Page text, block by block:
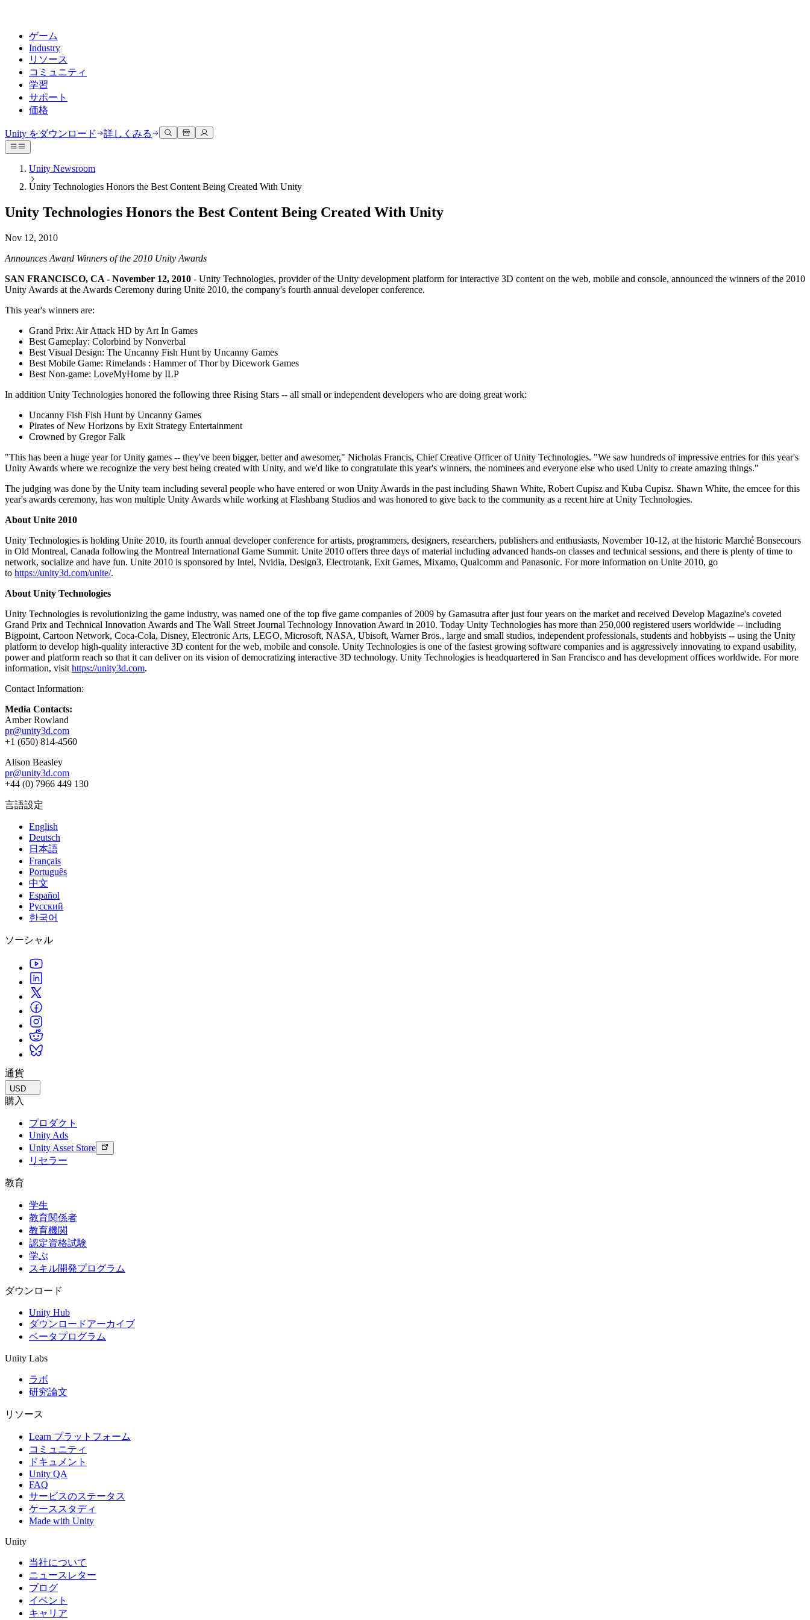
ゲーム
Industry
リソース
コミュニティ
学習
サポート
価格
Unityエンジン
任意のプラットフォーム向けに2Dおよび3Dゲームを構築
共同作業
チームでの共同作業と迅速なイテレーション
Unity をダウンロード
プランと価格
デプロイ
マルチプラットフォーム
Unity がサポートする 25 以上のプラットフォームを見る
ローンチ後のインサイトとライブゲームオペレーション
詳しく見る
アプリ内課金
ストアとD2C全体でIAPを管理
収益化
プレイヤーを適切なゲームに接続する
活用事例
モバイルゲーム
インディーゲーム
少人数のチームで大規模なゲームを開発する
XR ゲーム
XR ゲームを複数プラットフォーム向けにローンチする
マルチプレイヤーゲーム
マルチプレイヤーゲーム制作を簡素化
3Dコラボレーション
リアルタイムで3Dプロジェクトを構築およびレビューする
没入型トレーニング
没入型環境でのトレーニング
顧客体験
インタラクティブな3D体験を作成する
業界
製造業
運用の卓越性を達成する
店内体験をオンライン体験に変換する
自動車
イノベーションと車内体験を促進する
すべての業界を見る
ドキュメント
公式ユーザーマニュアルとAPIリファレンス
リリースバージョンと問題追跡
ロードマップ
今後の機能をレビューする
用語集
技術用語のライブラリ
インサイト
ケーススタディ
実際の成功事例
ベストプラクティスガイド
デモ
デモ、サンプル、ビルディングブロック
すべてのリソース
新機能
更新情報、情報、技術的ヒント
お知らせ
ディスカッション
議論、問題解決、つながる
グローバルおよびローカルイベント
Made with Unity
ライブストリーム
開発者、クリエイター、インサイダーに参加する
Unity Awards
世界中のUnityクリエイターを祝う
Unity Learn
無料でUnityスキルをマスターする
プロフェッショナルトレーニング
Unity初心者向け
スタートガイド
学習を開始しましょう
Unityエッセンシャルパスウェイ
Unity は初めてですか？旅を始めましょう
実用的なヒントとベストプラクティス
学生向け
教育者向け
教育を大幅に強化
教育機関向けライセンス
Unityの力をあなたの機関に持ち込む
認定教材
Unityのマスタリーを証明する
ヘルプを得る
Unityで成功するためのサポート
Success Plan
よくある質問への回答
私たちのチームに連絡する
Unity をダウンロード 詳しくみる
Unity Newsroom
Unity Technologies Honors the Best Content Being Created With Unity
Unity Technologies Honors the Best Content Being Created With Unity
Nov 12, 2010
Announces Award Winners of the 2010 Unity Awards
SAN FRANCISCO, CA - November 12, 2010 - Unity Technologies, provider of the Unity development platform for interactive 3D content on the web, mobile and console, announced the winners of the 2010
Unity Awards at the Awards Ceremony during Unite 2010, the company's fourth annual developer conference.
This year's winners are:
Grand Prix: Air Attack HD by Art In Games
Best Gameplay: Colorbind by Nonverbal
Best Visual Design: The Uncanny Fish Hunt by Uncanny Games
Best Mobile Game: Rimelands : Hammer of Thor by Dicework Games
Best Non-game: LoveMyHome by ILP
In addition Unity Technologies honored the following three Rising Stars -- all small or independent developers who are doing great work:
Uncanny Fish Fish Hunt by Uncanny Games
Pirates of New Horizons by Exit Strategy Entertainment
Crowned by Gregor Falk
"This has been a huge year for Unity games -- they've been bigger, better and awesomer," Nicholas Francis, Chief Creative Officer of Unity Technologies. "We saw hundreds of impressive entries for this year's
Unity Awards where we recognize the very best being created with Unity, and we'd like to congratulate this year's winners, the nominees and everyone else who used Unity to create amazing things."
The judging was done by the Unity team including several people who have entered or won Unity Awards in the past including Shawn White, Robert Cupisz and Kuba Cupisz. Shawn White, the emcee for this
year's awards ceremony, has won multiple Unity Awards while working at Flashbang Studios and was honored to give back to the community as a recent hire at Unity Technologies.
About Unite 2010
Unity Technologies is holding Unite 2010, its fourth annual developer conference for artists, programmers, designers, researchers, publishers and enthusiasts, November 10-12, at the historic Marché Bonsecours
in Old Montreal, Canada following the Montreal International Game Summit. Unite 2010 offers three days of material including advanced hands-on classes and technical sessions, and there is plenty of time to
network, socialize and have fun. Unite 2010 is sponsored by Intel, Nvidia, Design3, Electrotank, Exit Games, Mixamo, Qualcomm and Panasonic. For more information on Unite 2010, go
to https://unity3d.com/unite/.
About Unity Technologies
Unity Technologies is revolutionizing the game industry, was named one of the top five game companies of 2009 by Gamasutra after just four years on the market and received Develop Magazine's coveted
Grand Prix and Technical Innovation Awards and The Wall Street Journal Technology Innovation Award in 2010. Today Unity Technologies has more than 250,000 registered users worldwide -- including
Bigpoint, Cartoon Network, Coca-Cola, Disney, Electronic Arts, LEGO, Microsoft, NASA, Ubisoft, Warner Bros., large and small studios, independent professionals, students and hobbyists -- using the Unity
platform to develop high-quality interactive 3D content for the web, mobile and console. Unity Technologies is one of the fastest growing software companies and is aggressively innovating to expand usability,
power and platform reach so that it can deliver on its vision of democratizing interactive 3D technology. Unity Technologies is headquartered in San Francisco and has development offices worldwide. For more
information, visit https://unity3d.com.
Contact Information:
Media Contacts:
Amber Rowland
pr@unity3d.com
+1 (650) 814-4560
Alison Beasley
pr@unity3d.com
+44 (0) 7966 449 130
言語設定
English
Deutsch
日本語
Français
Português
中文
Español
Русский
한국어
ソーシャル
通貨
USD
購入
プロダクト
Unity Ads
Unity Asset Store
リセラー
教育
学生
教育関係者
教育機関
認定資格試験
学ぶ
スキル開発プログラム
ダウンロード
Unity Hub
ダウンロードアーカイブ
ベータプログラム
Unity Labs
ラボ
研究論文
リソース
Learn プラットフォーム
コミュニティ
ドキュメント
Unity QA
FAQ
サービスのステータス
ケーススタディ
Made with Unity
Unity
当社について
ニュースレター
ブログ
イベント
キャリア